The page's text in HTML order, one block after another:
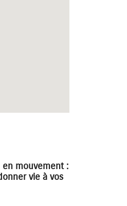
en mouvement :
vie à vos